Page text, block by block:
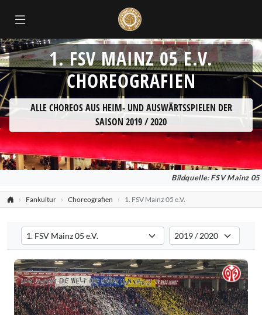
1. FSV MAINZ 05 E.V.
CHOREOGRAFIEN
ALLE CHOREOS AUS HEIM- UND AUSWÄRTSSPIELEN DER
SAISON 2019 / 2020
Bildquelle: FSV Mainz 05
Fankultur Choreografien 1. FSV Mainz 05 e.V.
Verein auswählen
Filtert die Choreografien nach dem ausgewählten Verein.
Saison auswählen
Filtert die Choreografien